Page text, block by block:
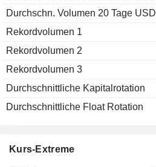
Durchschn. Volumen 20 Tage USD
Rekordvolumen 1
Rekordvolumen 2
Rekordvolumen 3
Durchschnittliche Kapitalrotation
Durchschnittliche Float Rotation
Kurs-Extreme